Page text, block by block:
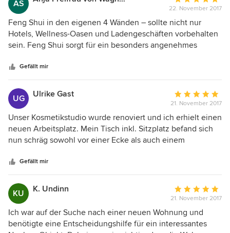
Leben zu großartigen Ergebnissen geführt! Ich danke Ihnen
dafür.
AS
Bewertung:
5
von
5
22. November 2017
Feng Shui in den eigenen 4 Wänden – sollte nicht nur
Hotels, Wellness-Oasen und Ladengeschäften vorbehalten
sein. Feng Shui sorgt für ein besonders angenehmes
wenn diese luxuriöse ausgestattet sind. Gesundheit und
persönliches Glück werden gestärkt, sind bestimmte
Erkenntnisse und örtliche Rahmenbedingungen nach
dieser Lehre ausgerichtet. Das Duo Bettina Kohl und
Sabine Nebeling macht eine Bestandsaufnahme und liefert
am Ende handfeste Tipps und Lösungsvorschläge zur
energetischen Aufwertung von Wohnräumen. Ergebnis:
Wohnwert klar gesteigert!
Gefällt mir
UG Ulrike Gast
Bewertung:
5
von
5
21. November 2017
Unser Kosmetikstudio wurde renoviert und ich erhielt einen
neuen Arbeitsplatz. Mein Tisch inkl. Sitzplatz befand sich
nun schräg sowohl vor einer Ecke als auch einem
uns zuerst unerklärlich, anhaltend starke Rücken- und
Nackenschmerzen sowie einen Tennisarm. Frau Kohl wies
mich darauf hin, dass ich aus Feng Shui Sicht eine sehr
ungünstige Sitzposition hatte. Die Ecken erzeugen
Energien u.a. wie eine Art Messer, das mir von hinten in
den Körper sticht. Da mein Arbeitsplatz nicht komplett
woanders platziert werden konnte, empfahl sie, den Tisch
Gefällt mir
KU K. Undinn
Bewertung:
5
von
21. November 2017
Ich war auf der Suche nach einer neuen Wohnung und
benötigte eine Entscheidungshilfe für ein interessantes